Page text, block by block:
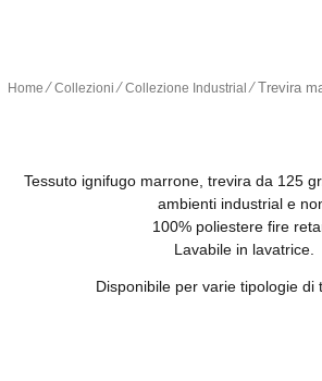
Home∕Collezioni∕Collezione Industrial ∕Trevira
Tessuto ignifugo marrone, trevira da 125
ambienti industrial e
100% poliestere fire
Lavabile in lavatrice.
Disponibile per varie tipologie di